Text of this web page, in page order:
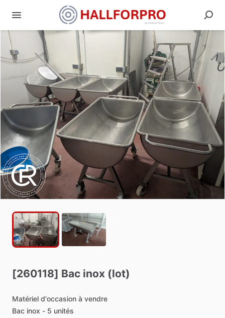
[260118] Bac inox (lot)
Matériel d'occasion à vendre
Bac inox - 5 unités